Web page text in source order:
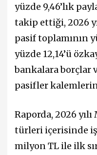
yüzde 9,46’lık
takip ettiği, 2026
pasif toplamının
yüzde 12,14’ü
bankalara borçlar
pasifler
Raporda, 2026
türleri içerisinde
milyon TL ile ilk